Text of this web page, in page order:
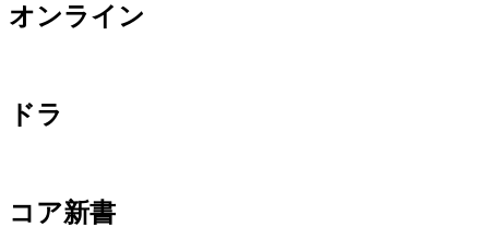
オンライン
ドラ
コア新書